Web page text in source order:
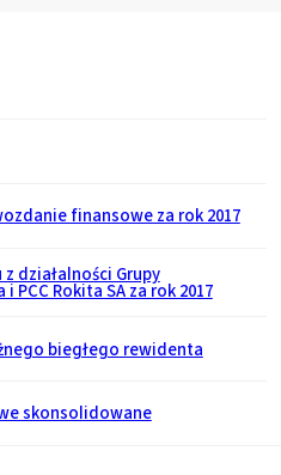
finansowe za rok 2017
działalności Grupy
PCC Rokita SA za rok 2017
biegłego rewidenta
skonsolidowane